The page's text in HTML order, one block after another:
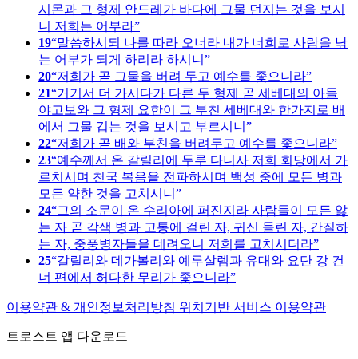
시몬과 그 형제 안드레가 바다에 그물 던지는 것을 보시
니 저희는 어부라
19 말씀하시되 나를 따라 오너라 내가 너희로 사람을 낚
는 어부가 되게 하리라 하시니
20 저희가 곧 그물을 버려 두고 예수를 좇으니라
21 거기서 더 가시다가 다른 두 형제 곧 세베대의 아들
야고보와 그 형제 요한이 그 부친 세베대와 한가지로 배
에서 그물 깁는 것을 보시고 부르시니
22 저희가 곧 배와 부친을 버려두고 예수를 좇으니라
23 예수께서 온 갈릴리에 두루 다니사 저희 회당에서 가
르치시며 천국 복음을 전파하시며 백성 중에 모든 병과
모든 약한 것을 고치시니
24 그의 소문이 온 수리아에 퍼진지라 사람들이 모든 앓
는 자 곧 각색 병과 고통에 걸린 자, 귀신 들린 자, 간질하
는 자, 중풍병자들을 데려오니 저희를 고치시더라
25 갈릴리와 데가볼리와 예루살렘과 유대와 요단 강 건
너 편에서 허다한 무리가 좇으니라
이용약관 & 개인정보처리방침 위치기반 서비스 이용약관
트로스트 앱 다운로드